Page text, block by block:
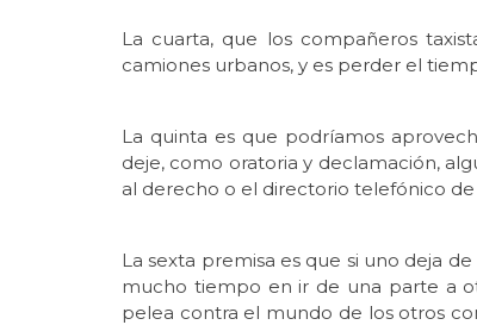
La cuarta, que los compañeros
camiones urbanos, y es perder el
La quinta es que podríamos
deje, como oratoria y declamación,
al derecho o el directorio telefónico
La sexta premisa es que si uno deja
mucho tiempo en ir de una parte a
pelea contra el mundo de los otros